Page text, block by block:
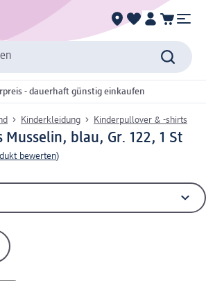
- dauerhaft günstig einkaufen
Kinderkleidung Kinderpullover & -shirts
Musselin, blau, Gr. 122, 1 St
bewerten)